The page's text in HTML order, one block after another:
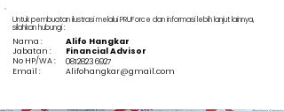
Untuk pembuatan ilustrasi melalui PRUForce dan informasi lebih lanjut lainnya,
silahkan hubungi :
Nama :
Alifo Hangkar
Jabatan :
Financial Advisor
No HP/WA :
08128236927
Email :
Alifohangkar@gmail.com